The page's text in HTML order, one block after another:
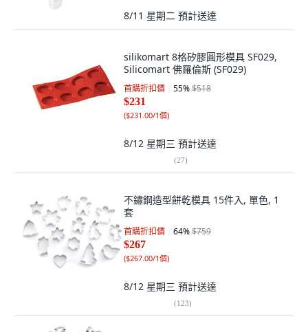
8/11 星期二 預計送達
silikomart 8格矽膠圓形模具 SF029,
Silicomart 佛羅倫斯 (SF029)
首購折扣價 55%$518
$231
($231.00/1個)
8/12 星期三 預計送達
(27)
不鏽鋼造型餅乾模具 15件入, 單色, 1
套
首購折扣價 64%$759
$267
($267.00/1個)
8/12 星期三 預計送達
(123)